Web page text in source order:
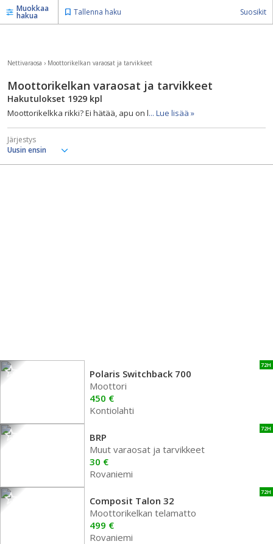
Muokkaa
hakua Tallenna haku Suosikit
Nettivaraosa › Moottorikelkan varaosat ja tarvikkeet
Moottorikelkan varaosat ja tarvikkeet
Hakutulokset 1929 kpl
Moottorikelkka rikki? Ei hätää, apu on l... Lue lisää »
Järjestys
72H
Polaris Switchback 700
Moottori
450 €
Kontiolahti
72H
BRP
Muut varaosat ja tarvikkeet
30 €
Rovaniemi
72H
Composit Talon 32
Moottorikelkan telamatto
499 €
Rovaniemi